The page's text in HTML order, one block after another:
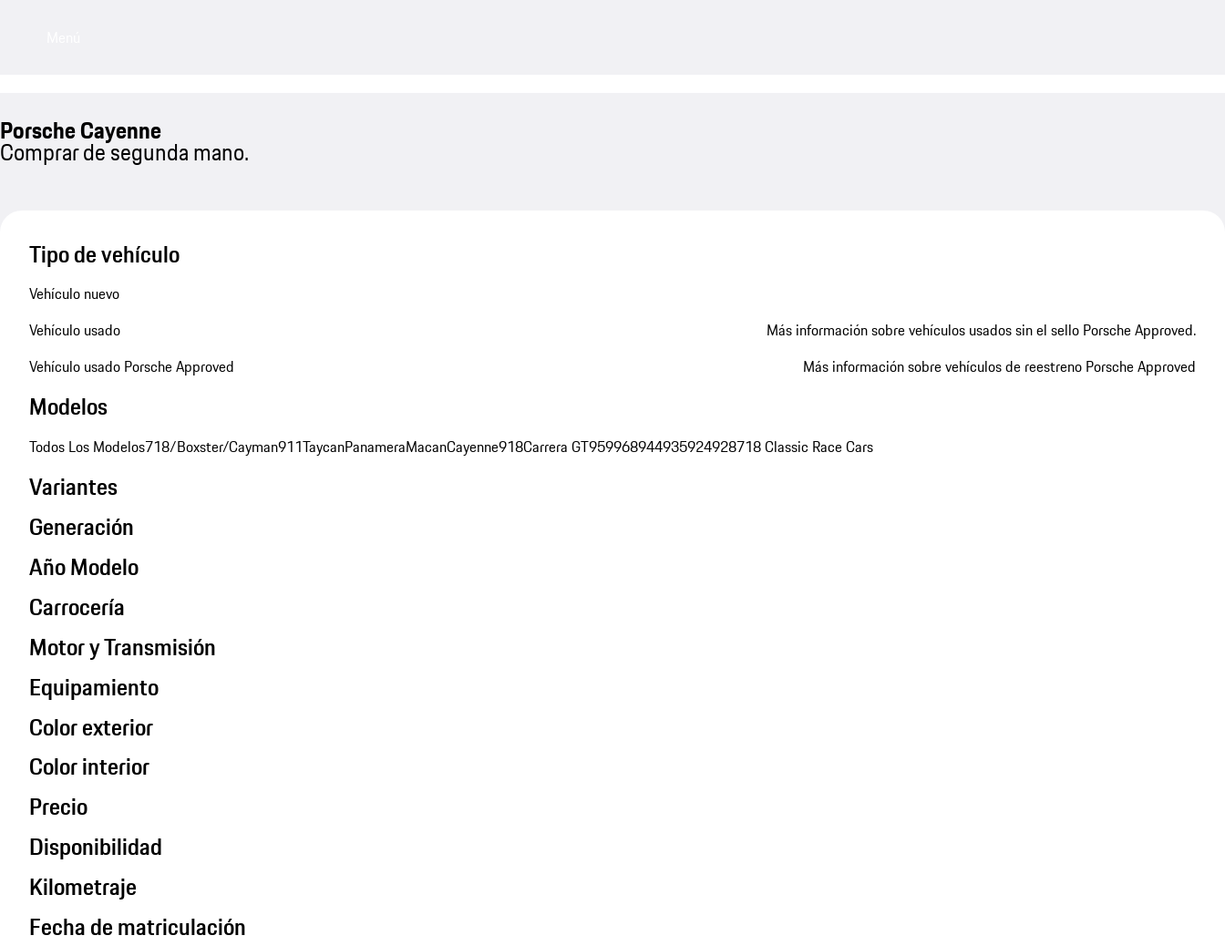
Porsche Cayenne
Comprar de segunda mano.
Tipo de vehículo
Vehículo nuevo
Vehículo usado
Más información sobre vehículos usados sin el sello Porsche Approved.
Vehículo usado Porsche Approved
Más información sobre vehículos de reestreno Porsche Approved
Modelos
Todos Los Modelos718/Boxster/Cayman911TaycanPanameraMacanCayenne918Carrera GT959968944935924928718 Classic Race Cars
Variantes
Generación
Año Modelo
Carrocería
Motor y Transmisión
Equipamiento
Color exterior
Color interior
Precio
Disponibilidad
Kilometraje
Fecha de matriculación